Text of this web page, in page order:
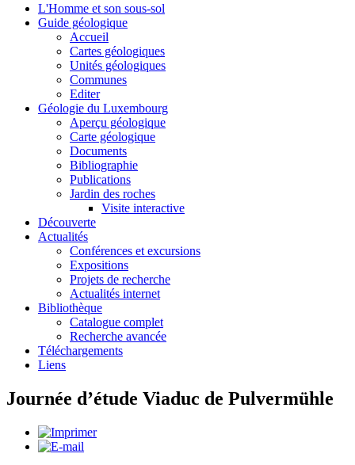
L'Homme et son sous-sol
Guide géologique
Accueil
Cartes géologiques
Unités géologiques
Communes
Editer
Géologie du Luxembourg
Aperçu géologique
Carte géologique
Documents
Bibliographie
Publications
Jardin des roches
Visite interactive
Découverte
Actualités
Conférences et excursions
Expositions
Projets de recherche
Actualités internet
Bibliothèque
Catalogue complet
Recherche avancée
Téléchargements
Liens
Journée d’étude Viaduc de Pulvermühle